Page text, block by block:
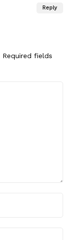
Reply
Required fields